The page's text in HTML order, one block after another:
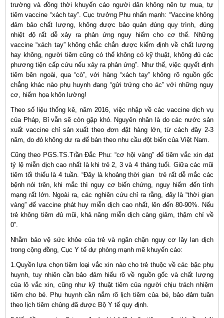
trường và đồng thời khuyến cáo người dân không nên tự mua, tự
tiêm vaccine “xách tay”. Cục trưởng Phu nhấn mạnh: “Vaccine không
đảm bảo chất lượng, không được bảo quản đúng quy trình, đúng
nhiệt độ rất dễ xảy ra phản ứng nguy hiểm cho cơ thể. Những
vaccine “xách tay” không chắc chắn được kiểm định về chất lượng
hay không, người tiêm cũng có thể không có kỹ thuật, không đủ các
phương tiện cấp cứu nếu xảy ra phản ứng”. Như thế, việc quyết định
tiêm bên ngoài, qua “cò”, với hàng “xách tay” không rõ nguồn gốc
chẳng khác nào phụ huynh đang “gửi trứng cho ác” với những nguy
cơ, hiểm họa khôn lường!
Theo số liệu thống kê, năm 2016, việc nhập về các vaccine dịch vụ
của Pháp, Bỉ vẫn sẽ còn gặp khó. Nguyên nhân là do các nước sản
xuất vaccine chỉ sản xuất theo đơn đặt hàng lớn, từ cách đây 2-3
năm, do đó không dư ra để bán theo nhu cầu đột biến của Việt Nam.
Cũng theo PGS.TS.Trần Đắc Phu: “cơ hội vàng” để tiêm vắc xin đạt
tỷ lệ miễn dịch cao nhất là khi trẻ 2, 3 và 4 tháng tuổi. Giữa các mũi
tiêm tối thiểu là 4 tuần. “Đây là khoảng thời gian trẻ rất dễ mắc các
bệnh nói trên, khi mắc thì nguy cơ biến chứng, nguy hiểm đến tính
mạng rất lớn. Ngoài ra, các nghiên cứu chỉ ra rằng, đây là “thời gian
vàng” để vaccine phát huy miễn dịch cao nhất, lên đến 80-90%. Nếu
trẻ không tiêm đủ mũi, khả năng miễn dịch càng giảm, thậm chí về
0”.
Nhằm bảo vệ sức khỏe của trẻ và ngăn chặn nguy cơ lây lan dịch
trong cộng đồng, Cục Y tế dự phòng mạnh mẽ khuyến cáo:
1.Quyền lựa chọn tiêm loại vắc xin nào cho trẻ thuộc về các bậc phụ
huynh, tuy nhiên cần bảo đảm hiểu rõ về nguồn gốc và chất lượng
của lô vắc xin, cũng như kỹ thuật tiêm của người chịu trách nhiệm
tiêm cho bé. Phụ huynh cần nắm rõ lịch tiêm của bé, bảo đảm tuân
theo lịch tiêm chủng đã được Bộ Y tế quy định.